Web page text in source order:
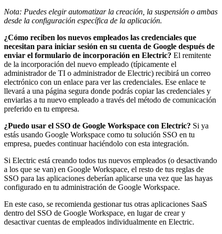
Nota: Puedes elegir automatizar la creación, la suspensión o ambas
desde la configuración específica de la aplicación.
¿Cómo reciben los nuevos empleados las credenciales que
necesitan para iniciar sesión en su cuenta de Google después de
enviar el formulario de incorporación en Electric? El remitente
de la incorporación del nuevo empleado (típicamente el
administrador de TI o administrador de Electric) recibirá un correo
electrónico con un enlace para ver las credenciales. Ese enlace te
llevará a una página segura donde podrás copiar las credenciales y
enviarlas a tu nuevo empleado a través del método de comunicación
preferido en tu empresa.
¿Puedo usar el SSO de Google Workspace con Electric? Si ya
estás usando Google Workspace como tu solución SSO en tu
empresa, puedes continuar haciéndolo con esta integración.
Si Electric está creando todos tus nuevos empleados (o desactivando
a los que se van) en Google Workspace, el resto de tus reglas de
SSO para las aplicaciones deberían aplicarse una vez que las hayas
configurado en tu administración de Google Workspace.
En este caso, se recomienda gestionar tus otras aplicaciones SaaS
dentro del SSO de Google Workspace, en lugar de crear y
desactivar cuentas de empleados individualmente en Electric.